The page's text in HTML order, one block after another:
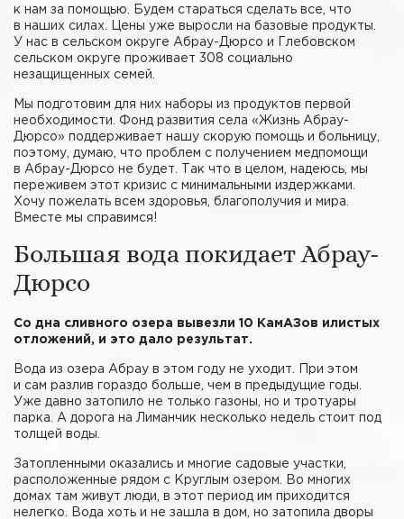
к нам за помощью. Будем стараться сделать все, что
в наших силах. Цены уже выросли на базовые продукты.
У нас в сельском округе Абрау-Дюрсо и Глебовском
сельском округе проживает 308 социально
незащищенных семей.
Мы подготовим для них наборы из продуктов первой
необходимости. Фонд развития села «Жизнь Абрау-
Дюрсо» поддерживает нашу скорую помощь и больницу,
поэтому, думаю, что проблем с получением медпомощи
в Абрау-Дюрсо не будет. Так что в целом, надеюсь, мы
переживем этот кризис с минимальными издержками.
Хочу пожелать всем здоровья, благополучия и мира.
Вместе мы справимся!
Большая вода покидает Абрау-
Дюрсо
Со дна сливного озера вывезли 10 КамАЗов илистых
отложений, и это дало результат.
Вода из озера Абрау в этом году не уходит. При этом
и сам разлив гораздо больше, чем в предыдущие годы.
Уже давно затопило не только газоны, но и тротуары
парка. А дорога на Лиманчик несколько недель стоит под
толщей воды.
Затопленными оказались и многие садовые участки,
расположенные рядом с Круглым озером. Во многих
домах там живут люди, в этот период им приходится
нелегко. Вода хоть и не зашла в дом, но затопила дворы